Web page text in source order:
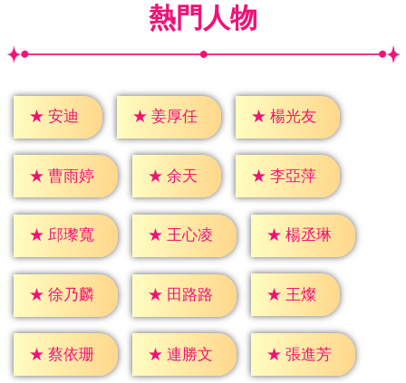
熱門人物
★ 安迪 ★ 姜厚任 ★ 楊光友
★ 曹雨婷 ★ 余天 ★ 李亞萍
★ 邱瓈寬 ★ 王心凌 ★ 楊丞琳
★ 徐乃麟 ★ 田路路 ★ 王燦
★ 蔡依珊 ★ 連勝文 ★ 張進芳